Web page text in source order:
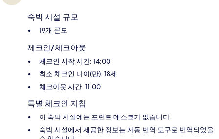
숙박 시설 규모
19개 콘도
체크인/체크아웃
체크인 시작 시간: 14:00
최소 체크인 나이(만): 18세
체크아웃 시간: 11:00
특별 체크인 지침
이 숙박 시설에는 프런트 데스크가 없습니다.
숙박 시설에서 제공한 정보는 자동 번역 도구로 번역되었을